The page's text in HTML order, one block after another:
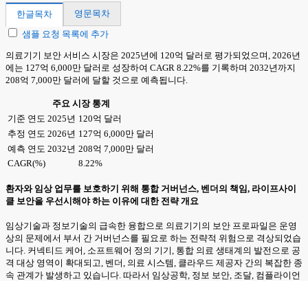
한글목차
영문목차
샘플 요청 목록에 추가
의료기기 보안 서비스 시장은 2025년에 120억 달러로 평가되었으며, 2026년
에는 127억 6,000만 달러로 성장하여 CAGR 8.22%를 기록하며 2032년까지
208억 7,000만 달러에 달할 것으로 예측됩니다.
주요 시장 통계
기준 연도 2025년 120억 달러
추정 연도 2026년 127억 6,000만 달러
예측 연도 2032년 208억 7,000만 달러
CAGR(%)
8.22%
환자와 임상 업무를 보호하기 위해 통합 거버넌스, 벤더의 책임, 라이프사이
클 보안을 우선시해야 하는 이유에 대한 전략 개요
임상기술과 정보기술의 급속한 융합으로 의료기기의 보안 프로파일은 운영
상의 문제에서 부서 간 거버넌스를 필요로 하는 전략적 위험으로 격상되었습
니다. 커넥티드 케어, 소프트웨어 정의 기기, 통합 의료 생태계의 발전으로 공
격 대상 영역이 확대되고, 벤더, 의료 시스템, 클라우드 제공자 간의 복잡한 종
속 관계가 발생하고 있습니다. 따라서 임상공학, 정보 보안, 조달, 컴플라이언